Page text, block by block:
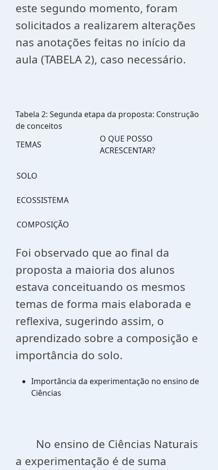
este segundo momento, foram
solicitados a realizarem alterações
nas anotações feitas no início da
aula (TABELA 2), caso necessário.
Tabela 2: Segunda etapa da proposta: Construção
de conceitos
TEMAS
O QUE POSSO
ACRESCENTAR?
SOLO
ECOSSISTEMA
COMPOSIÇÃO
Foi observado que ao final da
proposta a maioria dos alunos
estava conceituando os mesmos
temas de forma mais elaborada e
reflexiva, sugerindo assim, o
aprendizado sobre a composição e
importância do solo.
Importância da experimentação no ensino de
Ciências
No ensino de Ciências Naturais
a experimentação é de suma